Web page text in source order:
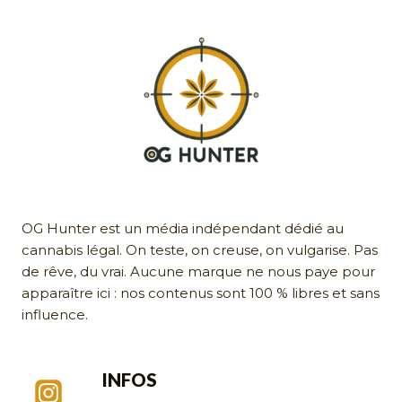
OG Hunter est un média indépendant dédié au
cannabis légal. On teste, on creuse, on vulgarise. Pas
de rêve, du vrai. Aucune marque ne nous paye pour
apparaître ici : nos contenus sont 100 % libres et sans
influence.
INFOS